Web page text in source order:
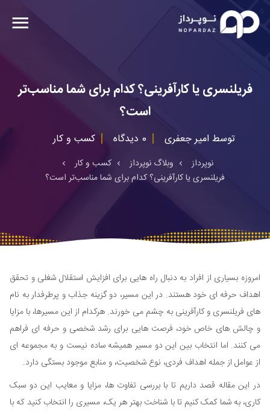
فریلنسری یا کارآفرینی؟ کدام برای شما مناسب‌تر
است؟
توسط امیر جعفری 0 دیدگاه کسب و کار
نوپرداز وبلاگ نوپرداز
کسب و کار
فریلنسری یا کارآفرینی؟ کدام برای شما مناسب‌تر است؟
امروزه بسیاری از افراد به دنبال راه هایی برای افزایش استقلال شغلی و تحقق
اهداف حرفه ای خود هستند. در این مسیر، دو گزینه جذاب و پرطرفدار به نام
های فریلنسری و کارآفرینی به چشم می خورند. هرکدام از این مسیرها، با مزایا
و چالش های خاص خود، فرصت هایی برای رشد شخصی و حرفه ای فراهم
می کنند. اما انتخاب بین این دو مسیر همیشه ساده نیست و به مجموعه ای
از عوامل از جمله اهداف فردی، نوع شخصیت، و منابع موجود بستگی دارد.
در این مقاله قصد داریم تا با بررسی تفاوت ها، مزایا و معایب این دو سبک
کاری، به شما کمک کنیم تا با شناخت بهتر هر یک، مسیری را انتخاب کنید که با